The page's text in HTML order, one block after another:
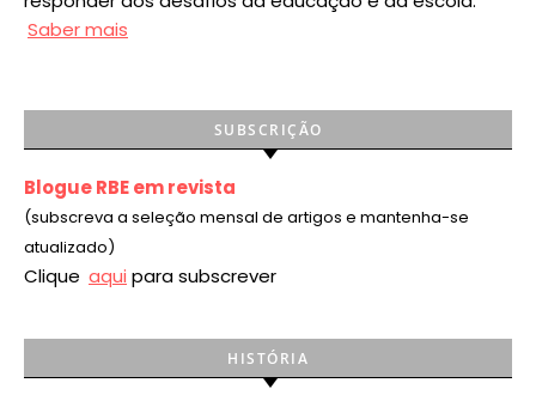
Saber mais
SUBSCRIÇÃO
Blogue RBE em revista
(subscreva a seleção mensal de artigos e mantenha-se
atualizado)
Clique aqui para subscrever
HISTÓRIA